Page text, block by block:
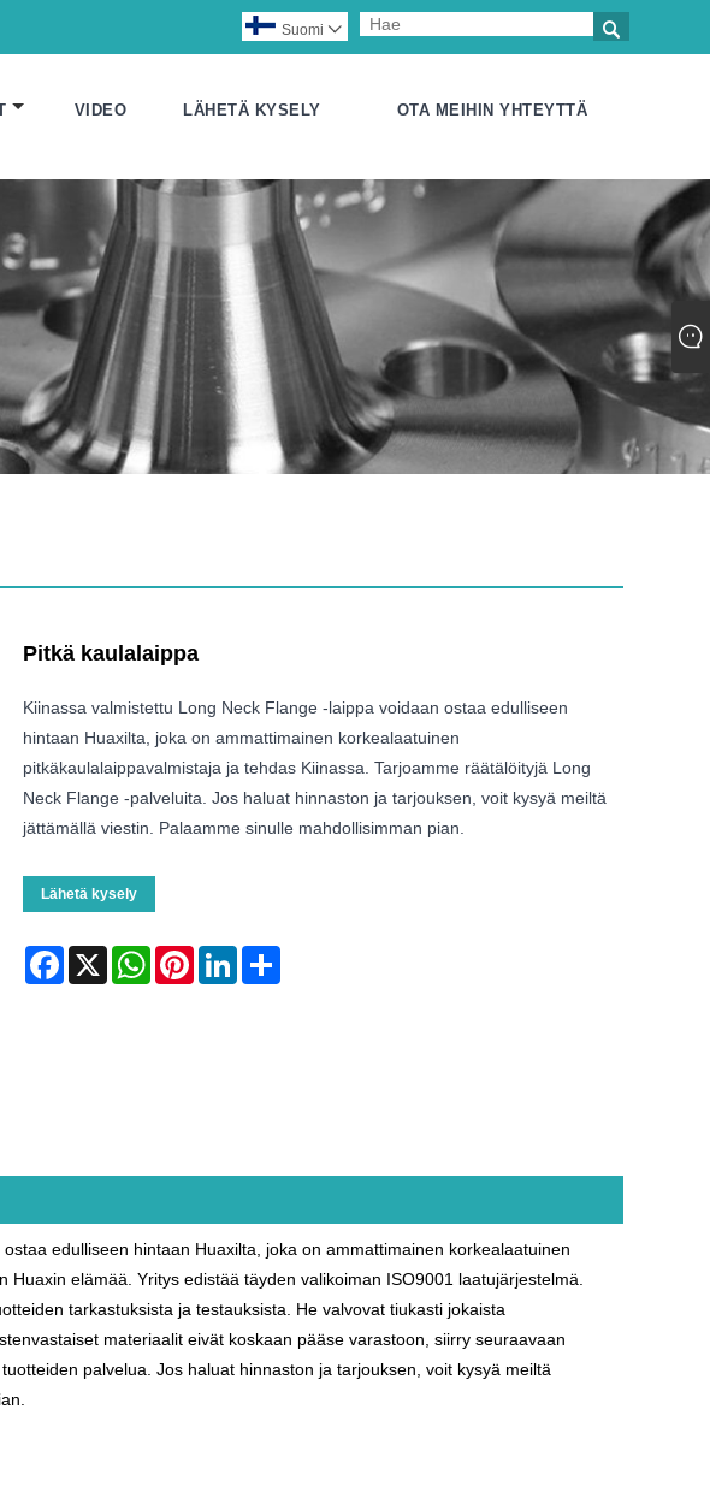

Suomi 
VIDEO LÄHETÄ KYSELY OTA MEIHIN YHTEYTTÄ
Pitkä kaulalaippa
Kiinassa valmistettu Long Neck Flange -laippa voidaan ostaa edulliseen
hintaan Huaxilta, joka on ammattimainen korkealaatuinen
pitkäkaulalaippavalmistaja ja tehdas Kiinassa. Tarjoamme räätälöityjä Long
Neck Flange -palveluita. Jos haluat hinnaston ja tarjouksen, voit kysyä meiltä
jättämällä viestin. Palaamme sinulle mahdollisimman pian.
Lähetä kysely
Facebook
X WhatsAppPinterestLinkedInShare
edulliseen hintaan Huaxilta, joka on ammattimainen korkealaatuinen
elämää. Yritys edistää täyden valikoiman ISO9001 laatujärjestelmä.
tarkastuksista ja testauksista. He valvovat tiukasti jokaista
materiaalit eivät koskaan pääse varastoon, siirry seuraavaan
palvelua. Jos haluat hinnaston ja tarjouksen, voit kysyä meiltä